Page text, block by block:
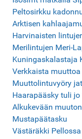
Peltosirkku
Arktisen
Harvinaisten
Merilintujen Meri-
Kuningaskalastaja
Verkkaista muuttoa
Muuttolintuvyöry
Haarapääsky tuli jo
Alkukevään
Mustapäätasku
Västäräkki Pellossa